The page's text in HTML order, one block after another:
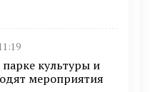
культуры и
мероприятия